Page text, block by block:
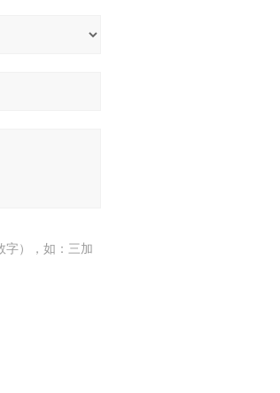
字），如：三加